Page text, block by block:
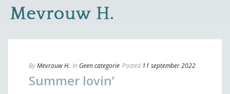
ByMevrouw H. In Geen categorie Posted 11 september 2022
Summer lovin’